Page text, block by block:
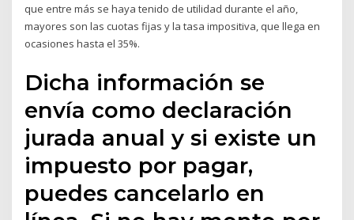
que entre más se haya tenido de utilidad durante el año,
mayores son las cuotas fijas y la tasa impositiva, que llega en
ocasiones hasta el 35%.
Dicha información se
envía como declaración
jurada anual y si existe un
impuesto por pagar,
puedes cancelarlo en